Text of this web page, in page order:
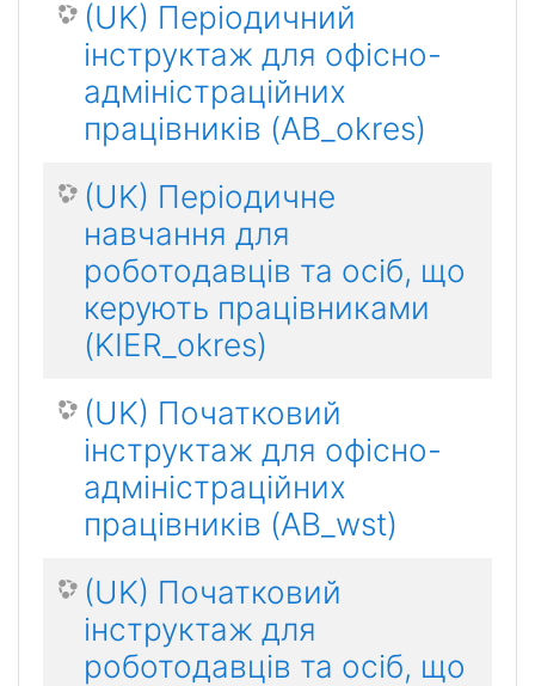
(UK) Періодичний
інструктаж для офісно-
адміністраційних
працівників (AB_okres)
(UK) Періодичне
навчання для
роботодавців та осіб, що
керують працівниками
(KIER_okres)
(UK) Початковий
інструктаж для офісно-
адміністраційних
працівників (AB_wst)
(UK) Початковий
інструктаж для
роботодавців та осіб, що